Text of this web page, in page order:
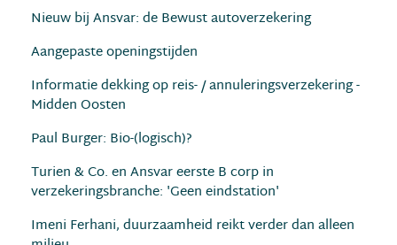
Nieuw bij Ansvar: de Bewust autoverzekering
Aangepaste openingstijden
Informatie dekking op reis- / annuleringsverzekering -
Midden Oosten
Paul Burger: Bio-(logisch)?
Turien & Co. en Ansvar eerste B corp in
verzekeringsbranche: 'Geen eindstation'
Imeni Ferhani, duurzaamheid reikt verder dan alleen